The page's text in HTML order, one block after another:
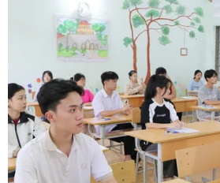
so với thời gian trước đó,
nền kinhtế Malaysia có dấu
khủng hoảng.
Ông Ashah Ahmad, Chủ
sản xuất ôtô Malaysia cho
khẳng định lượng xe hơi
2010 sẽ tiếp tụctăng.